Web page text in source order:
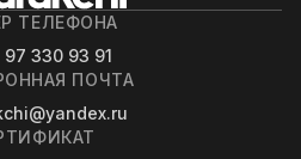
ТЕЛЕФОНА
330 93 91
ПОЧТА